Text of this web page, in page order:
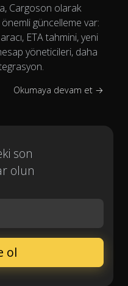
Cargoson olarak
güncelleme var:
ETA tahmini, yeni
yöneticileri, daha
Okumaya devam et →
son
olun